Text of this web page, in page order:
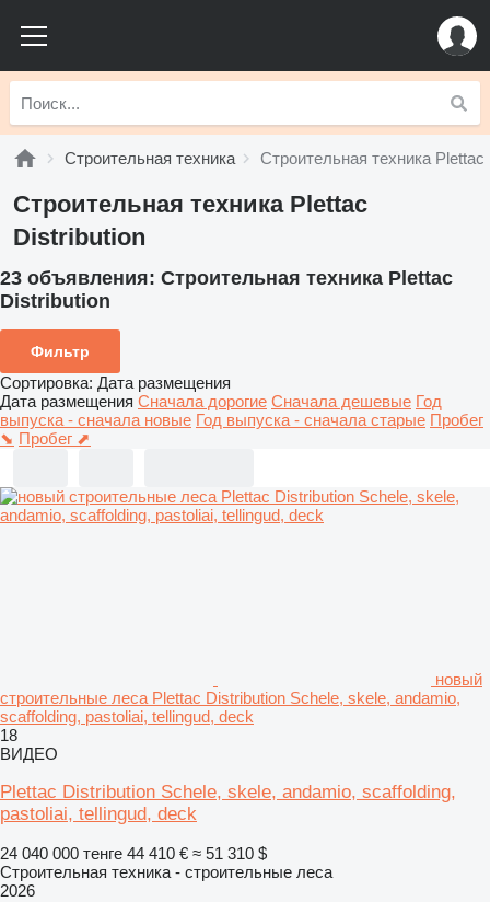
Строительная техника Строительная техника Plettac
Строительная техника Plettac
Distribution
23 объявления: Строительная техника Plettac
Distribution
Фильтр
Сортировка: Дата размещения
Дата размещения Сначала дорогие Сначала дешевые Год
выпуска - сначала новые Год выпуска - сначала старые Пробег
⬊ Пробег ⬈
новый
строительные леса Plettac Distribution Schele, skele, andamio,
scaffolding, pastoliai, tellingud, deck
18
ВИДЕО
Plettac Distribution Schele, skele, andamio, scaffolding,
pastoliai, tellingud, deck
24 040 000 тенге 44 410 € ≈ 51 310 $
Строительная техника - строительные леса
2026